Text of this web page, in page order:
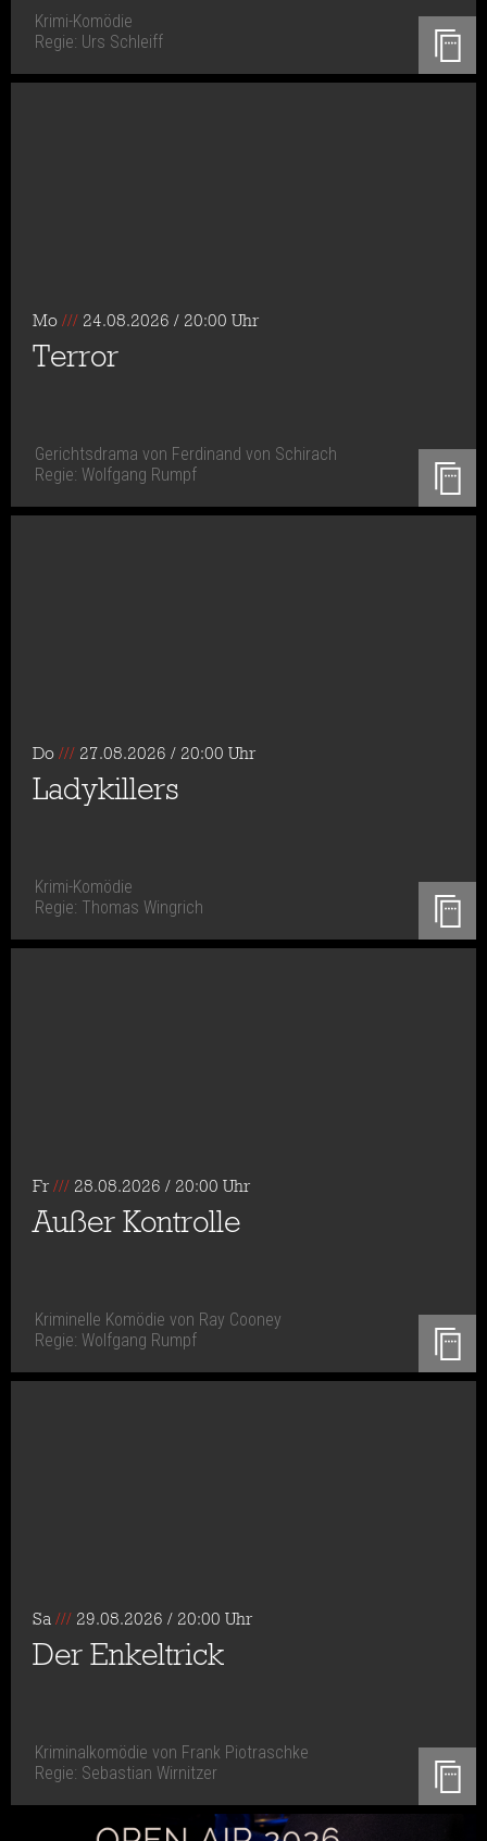
Krimi-Komödie
Regie: Urs Schleiff
Mo /// 24.08.2026 / 20:00 Uhr
Terror
Gerichtsdrama von Ferdinand von Schirach
Regie: Wolfgang Rumpf
Do /// 27.08.2026 / 20:00 Uhr
Ladykillers
Krimi-Komödie
Regie: Thomas Wingrich
Fr /// 28.08.2026 / 20:00 Uhr
Außer Kontrolle
Kriminelle Komödie von Ray Cooney
Regie: Wolfgang Rumpf
Sa /// 29.08.2026 / 20:00 Uhr
Der Enkeltrick
Kriminalkomödie von Frank Piotraschke
Regie: Sebastian Wirnitzer